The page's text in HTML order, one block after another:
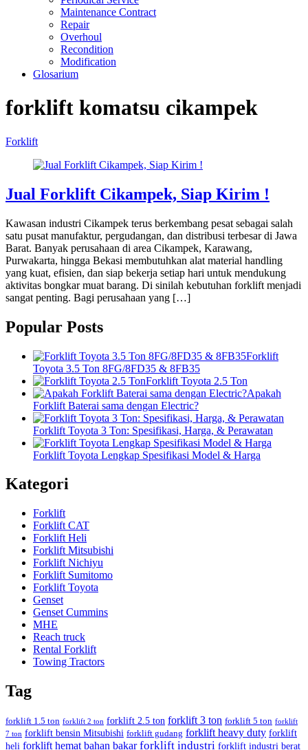
Maintenance Contract
Repair
Overhoul
Recondition
Modification
Glosarium
forklift komatsu cikampek
Forklift
Jual Forklift Cikampek, Siap Kirim !
Kawasan industri Cikampek terus berkembang pesat sebagai salah
satu pusat manufaktur, pergudangan, dan distribusi terbesar di Jawa
Barat. Banyak perusahaan di area Cikampek, Karawang,
Purwakarta, hingga Bekasi membutuhkan alat material handling
yang kuat, efisien, dan siap bekerja setiap hari untuk mendukung
aktivitas bongkar muat barang. Di sinilah kebutuhan forklift menjadi
sangat penting. Bagi perusahaan yang […]
Popular Posts
Forklift
Toyota 3.5 Ton 8FG/8FD35 & 8FB35
Forklift Toyota 2.5 Ton
Apakah
Forklift Baterai sama dengan Electric?
Forklift Toyota 3 Ton: Spesifikasi, Harga, & Perawatan
Forklift Toyota Lengkap Spesifikasi Model & Harga
Kategori
Forklift
Forklift CAT
Forklift Heli
Forklift Mitsubishi
Forklift Nichiyu
Forklift Sumitomo
Forklift Toyota
Genset
Genset Cummins
MHE
Reach truck
Rental Forklift
Towing Tractors
Tag
forklift 1.5 ton forklift 2 ton forklift 2.5 ton forklift 3 ton forklift 5 ton forklift
7 ton forklift bensin Mitsubishi forklift gudang forklift heavy duty forklift
heli forklift hemat bahan bakar forklift industri forklift industri berat